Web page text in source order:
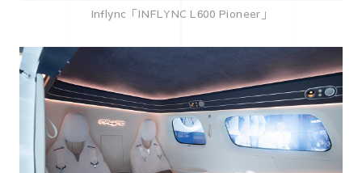
Inflync「INFLYNC L600 Pioneer」